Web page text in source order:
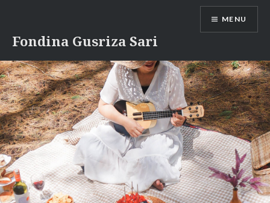
content
Fondina Gusriza Sari
MENU